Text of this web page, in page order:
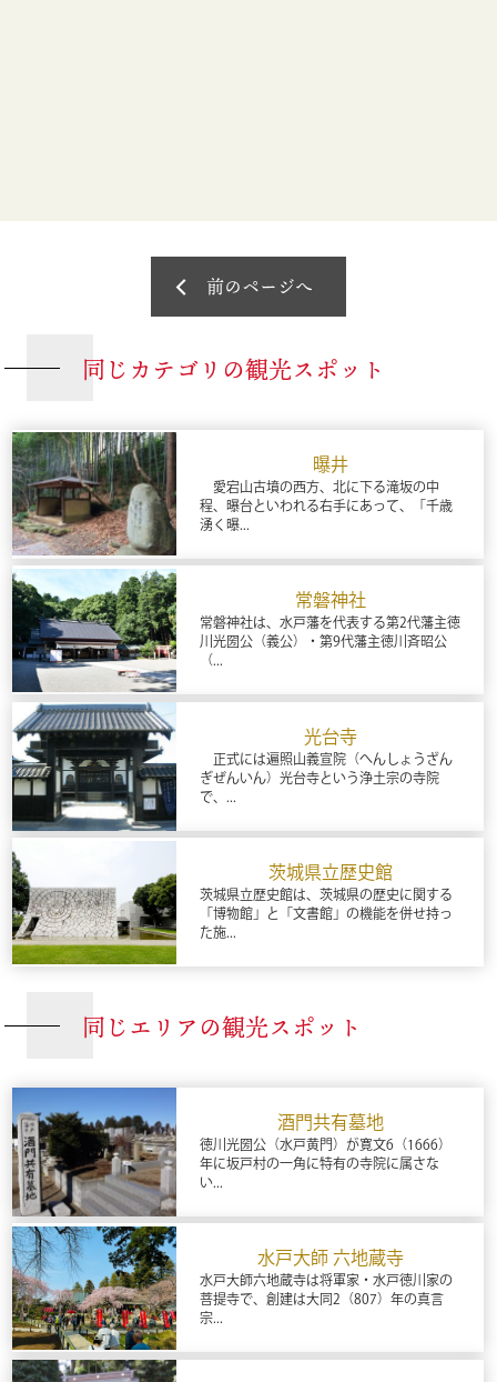
前のページへ
同じカテゴリの観光スポット
曝井
愛宕山古墳の西方、北に下る滝坂の中
程、曝台といわれる右手にあって、「千歳
湧く曝...
常磐神社
常磐神社は、水戸藩を代表する第2代藩主徳
川光圀公（義公）・第9代藩主徳川斉昭公
（...
光台寺
正式には遍照山義宣院（へんしょうざん
ぎぜんいん）光台寺という浄土宗の寺院
で、...
茨城県立歴史館
茨城県立歴史館は、茨城県の歴史に関する
「博物館」と「文書館」の機能を併せ持っ
た施...
同じエリアの観光スポット
酒門共有墓地
徳川光圀公（水戸黄門）が寛文6（1666）
年に坂戸村の一角に特有の寺院に属さな
い...
水戸大師 六地蔵寺
水戸大師六地蔵寺は将軍家・水戸徳川家の
菩提寺で、創建は大同2（807）年の真言
宗...